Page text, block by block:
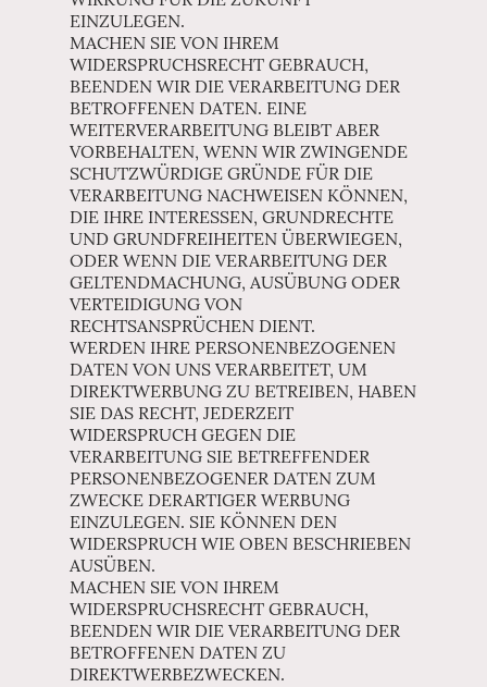
EINZULEGEN.
MACHEN SIE VON IHREM
WIDERSPRUCHSRECHT GEBRAUCH,
BEENDEN WIR DIE VERARBEITUNG DER
BETROFFENEN DATEN. EINE
WEITERVERARBEITUNG BLEIBT ABER
VORBEHALTEN, WENN WIR ZWINGENDE
SCHUTZWÜRDIGE GRÜNDE FÜR DIE
VERARBEITUNG NACHWEISEN KÖNNEN,
DIE IHRE INTERESSEN, GRUNDRECHTE
UND GRUNDFREIHEITEN ÜBERWIEGEN,
ODER WENN DIE VERARBEITUNG DER
GELTENDMACHUNG, AUSÜBUNG ODER
VERTEIDIGUNG VON
RECHTSANSPRÜCHEN DIENT.
WERDEN IHRE PERSONENBEZOGENEN
DATEN VON UNS VERARBEITET, UM
DIREKTWERBUNG ZU BETREIBEN, HABEN
SIE DAS RECHT, JEDERZEIT
WIDERSPRUCH GEGEN DIE
VERARBEITUNG SIE BETREFFENDER
PERSONENBEZOGENER DATEN ZUM
ZWECKE DERARTIGER WERBUNG
EINZULEGEN. SIE KÖNNEN DEN
WIDERSPRUCH WIE OBEN BESCHRIEBEN
AUSÜBEN.
MACHEN SIE VON IHREM
WIDERSPRUCHSRECHT GEBRAUCH,
BEENDEN WIR DIE VERARBEITUNG DER
BETROFFENEN DATEN ZU
DIREKTWERBEZWECKEN.